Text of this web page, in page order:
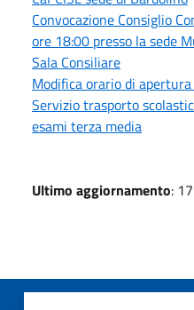
Convocazione Consiglio
ore 18:00 presso la sede
Sala Consiliare
Modifica orario di
Servizio trasporto
esami terza media
Ultimo aggiornamento: